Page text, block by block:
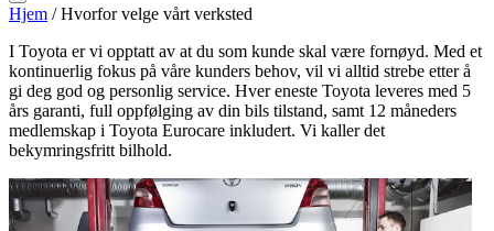
Hjem /Hvorfor velge vårt verksted
I Toyota er vi opptatt av at du som kunde skal være fornøyd. Med et
kontinuerlig fokus på våre kunders behov, vil vi alltid strebe etter å
gi deg god og personlig service. Hver eneste Toyota leveres med 5
års garanti, full oppfølging av din bils tilstand, samt 12 måneders
medlemskap i Toyota Eurocare inkludert. Vi kaller det
bekymringsfritt bilhold.